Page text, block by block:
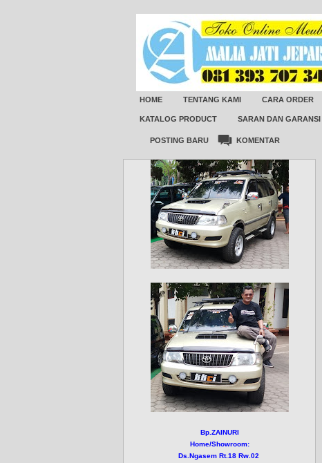
HOME TENTANG KAMI CARA ORDER
KATALOG PRODUCT SARAN DAN GARANSI
POSTING BARU KOMENTAR
Bp.ZAINURI
Home/Showroom:
Ds.Ngasem Rt.18 Rw.02